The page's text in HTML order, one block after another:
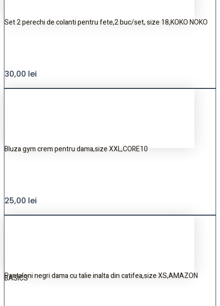
Set 2 perechi de colanti pentru fete,2 buc/set, size 18,KOKO NOKO
30,00 lei
Bluza gym crem pentru dama,size XXL,CORE10
25,00 lei
Pantaloni negri dama cu talie inalta din catifea,size XS,AMAZON
BASICS